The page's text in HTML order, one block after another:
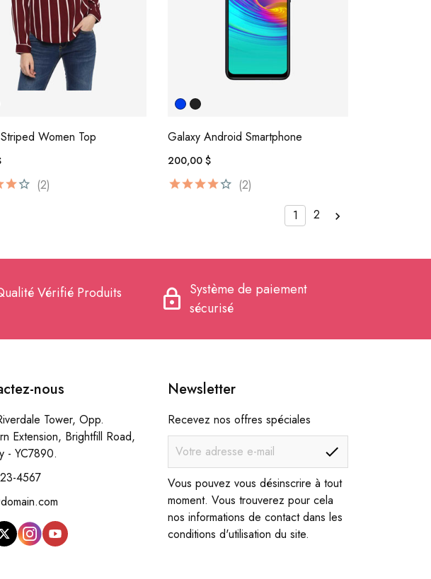
Women Top
(2)
Galaxy Android Smartphone
200,00 $
(2)
1 2 
Vérifié Produits lock Système de paiement
sécurisé
nous
Tower, Opp.
Extension, Brightfill Road,
- YC7890.
4567
Newsletter
Recevez nos offres spéciales
Vous pouvez vous désinscrire à tout
moment. Vous trouverez pour cela
nos informations de contact dans les
conditions d'utilisation du site.